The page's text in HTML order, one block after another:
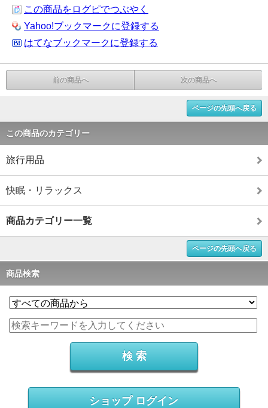
この商品をログピでつぶやく
Yahoo!ブックマークに登録する
はてなブックマークに登録する
前の商品へ 次の商品へ
ページの先頭へ戻る
この商品のカテゴリー
旅行用品
快眠・リラックス
商品カテゴリー一覧
ページの先頭へ戻る
商品検索
ショップ ログイン